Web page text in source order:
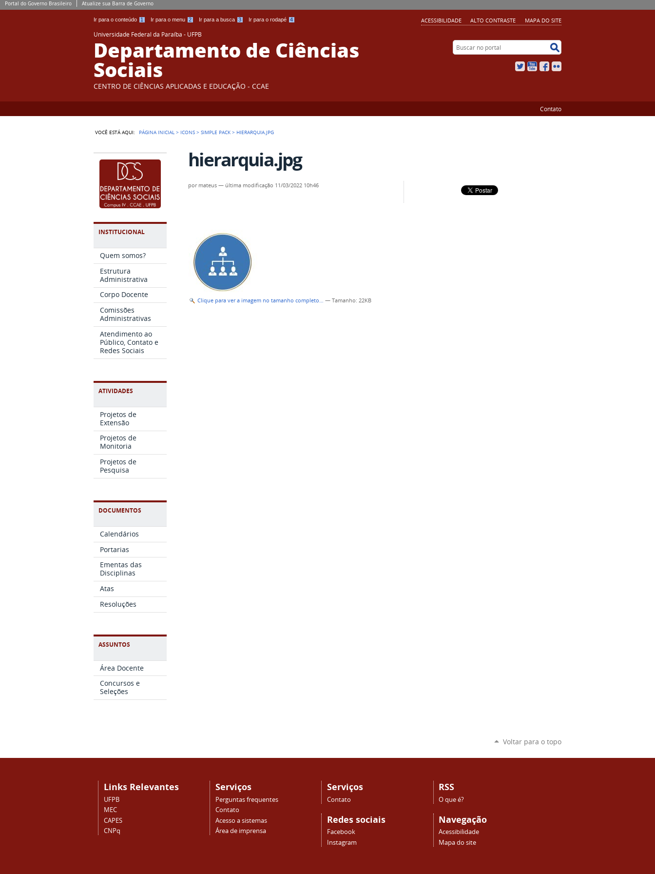
Portal do Governo Brasileiro Atualize sua Barra de Governo
Ir para o conteúdo 1 Ir para o menu 2 Ir para a busca 3 Ir para o rodapé 4 ACESSIBILIDADE ALTO CONTRASTE MAPA DO SITE
Universidade Federal da Paraíba - UFPB
Departamento de Ciências
Sociais
CENTRO DE CIÊNCIAS APLICADAS E EDUCAÇÃO - CCAE
Buscar no portal
TwitterYouTubeFacebook
Contato
VOCÊ ESTÁ AQUI: PÁGINA INICIAL > ICONS >SIMPLE PACK > HIERARQUIA.JPG
INSTITUCIONAL
Quem somos?
Estrutura
Administrativa
Corpo Docente
Comissões
Administrativas
Atendimento ao
Público, Contato e
Redes Sociais
ATIVIDADES
Projetos de
Extensão
Projetos de
Monitoria
Projetos de
Pesquisa
DOCUMENTOS
Calendários
Portarias
Ementas das
Disciplinas
Atas
Resoluções
ASSUNTOS
Área Docente
Concursos e
Seleções
hierarquia.jpg
por mateus — última modificação 11/03/2022 10h46
Clique para ver a imagem no tamanho completo… —Tamanho: 22KB
Voltar para o topo
Links Relevantes
UFPB
MEC
CAPES
CNPq
Serviços
Perguntas frequentes
Contato
Acesso a sistemas
Área de imprensa
Serviços
Contato
Redes sociais
Facebook
Instagram
RSS
O que é?
Navegação
Acessibilidade
Mapa do site